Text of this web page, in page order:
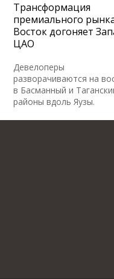
Трансформация
премиального
Восток догоняет
ЦАО
Девелоперы
разворачиваются на
в Басманный и
районы вдоль Яузы.